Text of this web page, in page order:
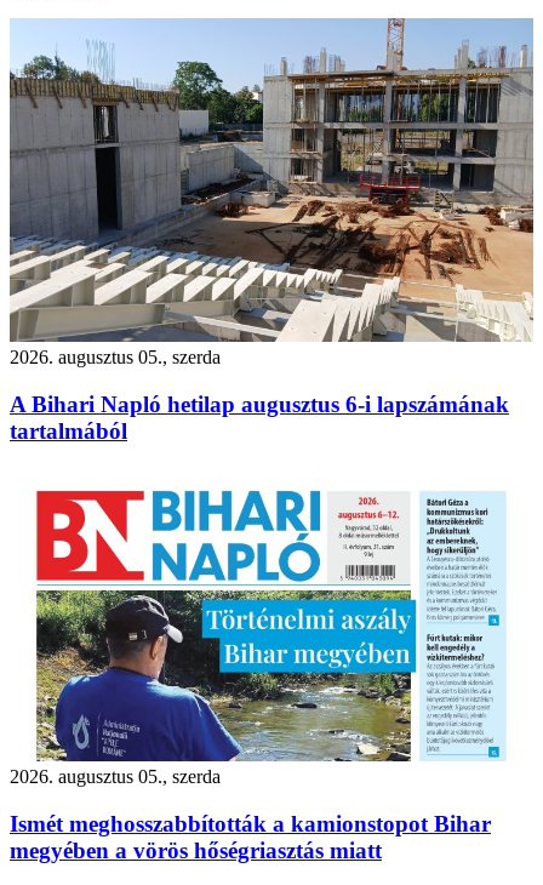
2026. augusztus 05., szerda
A Bihari Napló hetilap augusztus 6-i lapszámának
tartalmából
2026. augusztus 05., szerda
Ismét meghosszabbították a kamionstopot Bihar
megyében a vörös hőségriasztás miatt